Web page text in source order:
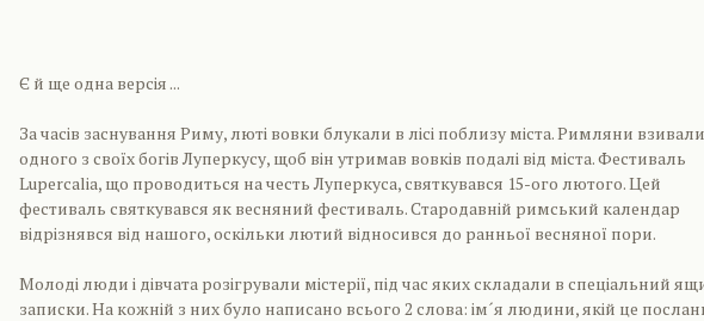
Є й ще одна версія ...
За часів заснування Риму, люті вовки блукали в лісі поблизу міста. Римляни
одного з своїх богів Луперкусу, щоб він утримав вовків подалі від міста. Фестиваль
Lupercalia, що проводиться на честь Луперкуса, святкувався 15-ого лютого. Цей
фестиваль святкувався як весняний фестиваль. Стародавній римський календар
відрізнявся від нашого, оскільки лютий відносився до ранньої весняної пори.
Молоді люди і дівчата розігрували містерії, під час яких складали в спеціальний
записки. На кожній з них було написано всього 2 слова: ім´я людини, якій це